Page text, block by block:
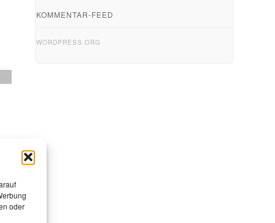
oder
KOMMENTAR-FEED
WORDPRESS.ORG